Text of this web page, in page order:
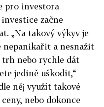
pro investora
začne
„Na takový výkyv je
nepanikařit a nesnažit
trh nebo rychle dát
jedině uškodit,“
něj využít takové
nebo dokonce